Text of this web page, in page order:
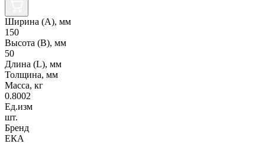
Ширина (А), мм
150
Высота (В), мм
50
Длина (L), мм
Толщина, мм
Масса, кг
0.8002
Ед.изм
шт.
Бренд
ЕКА